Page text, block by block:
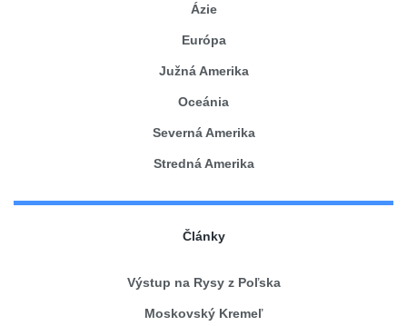
Ázie
Európa
Južná Amerika
Oceánia
Severná Amerika
Stredná Amerika
Články
Výstup na Rysy z Poľska
Moskovský Kremeľ